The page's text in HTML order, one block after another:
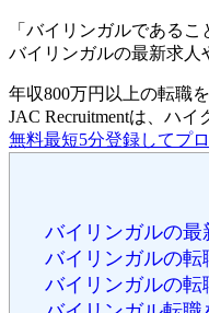
「バイリンガルである
バイリンガルの最新求人
年収800万円以上の転職を
JAC Recruitmentは、ハ
無料最短5分登録してプ
バイリンガルの最
バイリンガルの転
バイリンガルの